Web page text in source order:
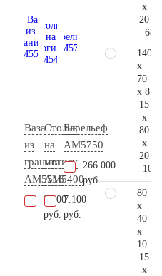
Ваза
из
гранита
AM5516
8.000
руб.
Столик
на
могилу
AM5400
7.100
руб.
Барельеф
AM5750
266.000
руб.
x
20
140
x
70
x 8
15
x
80
x
20
80
x
40
x
10
15
x